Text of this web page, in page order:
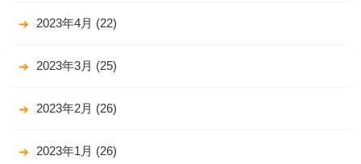
2023年4月 (22)
2023年3月 (25)
2023年2月 (26)
2023年1月 (26)